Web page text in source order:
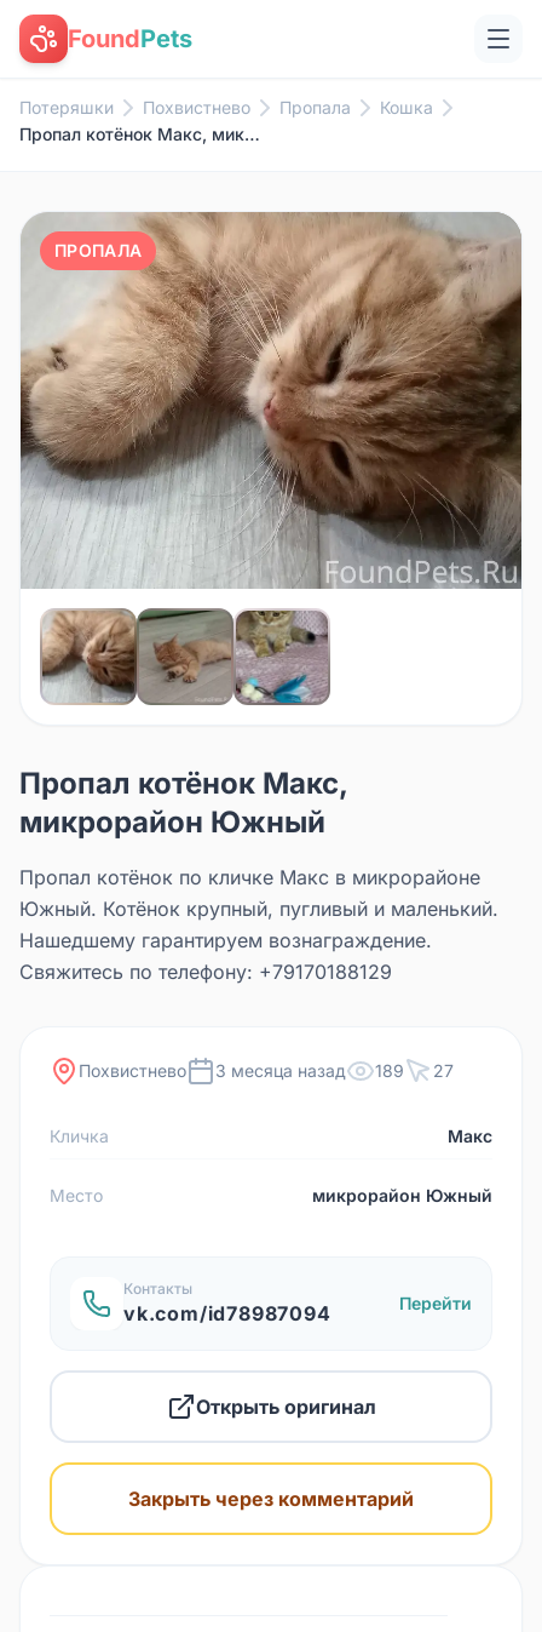
FoundPets
Потеряшки Похвистнево Пропала
Кошка
Пропал котёнок Макс, микрорайон Южный
ПРОПАЛА
Пропал котёнок Макс,
микрорайон Южный
Пропал котёнок по кличке Макс в микрорайоне
Южный. Котёнок крупный, пугливый и маленький.
Нашедшему гарантируем вознаграждение.
Свяжитесь по телефону: +79170188129
Похвистнево 3 месяца назад 189 27
Кличка Макс
Место микрорайон Южный
Контакты
vk.com/id78987094 Перейти
Открыть оригинал
Закрыть через комментарий